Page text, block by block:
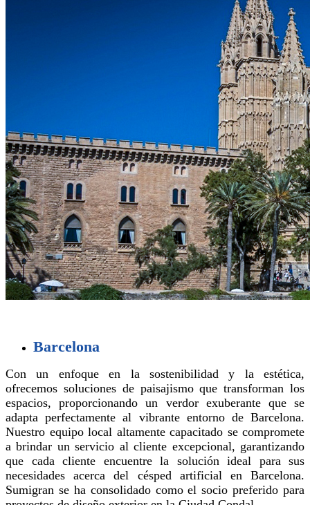
Barcelona
Con un enfoque en la sostenibilidad y la estética,
ofrecemos soluciones de paisajismo que transforman los
espacios, proporcionando un verdor exuberante que se
adapta perfectamente al vibrante entorno de Barcelona.
Nuestro equipo local altamente capacitado se compromete
a brindar un servicio al cliente excepcional, garantizando
que cada cliente encuentre la solución ideal para sus
necesidades acerca del césped artificial en Barcelona.
Sumigran se ha consolidado como el socio preferido para